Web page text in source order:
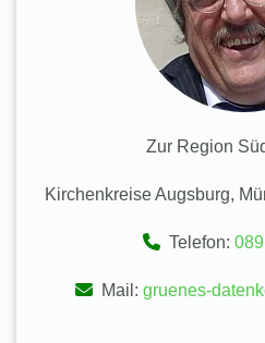
Zur Region
Kirchenkreise Augsburg,
Telefon:
Mail: gruenes-